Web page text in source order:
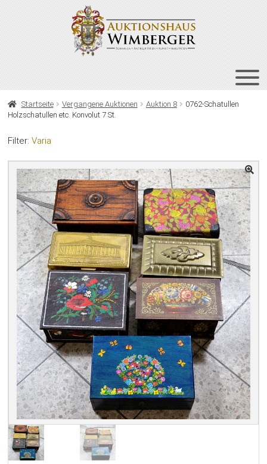
HOME
VERGANGENE AUKTIONEN
ÜBER UNS
KONTAKT
NEWSLETTER
Startseite Vergangene Auktionen Auktion 8
0762-Schatullen
Holzschatullen etc. Konvolut 7 St.
Filter:Varia